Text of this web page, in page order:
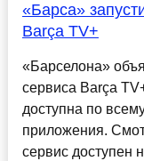
«Барса»
Barça TV+
«Барселона»
сервиса Barça
доступна по
приложения.
сервис доступен